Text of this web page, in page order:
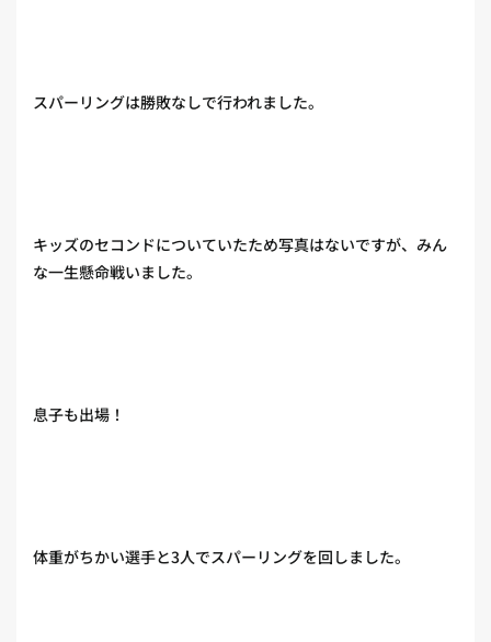
スパーリングは勝敗なしで行われました。
キッズのセコンドについていたため写真はないですが、みん
な一生懸命戦いました。
息子も出場！
体重がちかい選手と3人でスパーリングを回しました。